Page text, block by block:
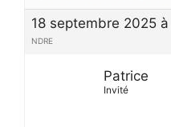
18 septembre 2025
NDRE
Patrice
Invité